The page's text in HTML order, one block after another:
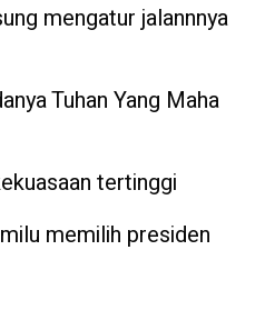
mengatur jalannnya
Tuhan Yang Maha
tertinggi
memilih presiden